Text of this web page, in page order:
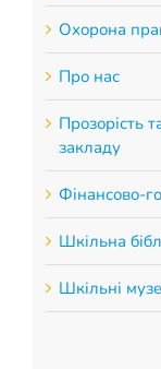
Охорона
Про нас
Прозорість
закладу
Фінансово-
Шкільна
Шкільні